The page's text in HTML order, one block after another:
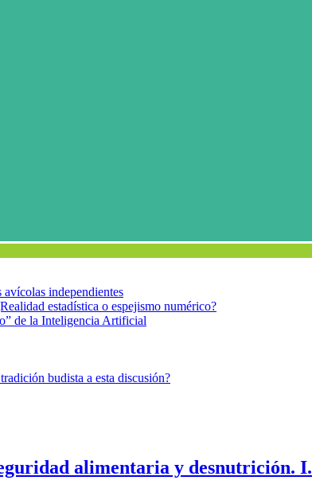
independientes
estadística o espejismo numérico?
de la Inteligencia Artificial
budista a esta discusión?
alimentaria y desnutrición. I.